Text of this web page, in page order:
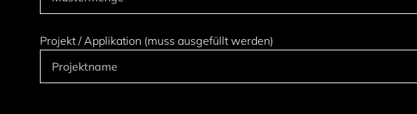
Projekt / Applikation (muss ausgefüllt werden)